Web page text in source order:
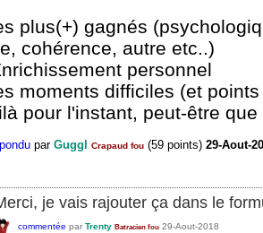
plus(+) gagnés
cohérence, autre etc..)
personnel
moments difficiles (et
pour l'instant, peut-être
par Guggl Crapaud fou (59 points) 29-Aout-
je vais rajouter ça dans le
commentée par Trenty Batracien fou 29-Aout-2018